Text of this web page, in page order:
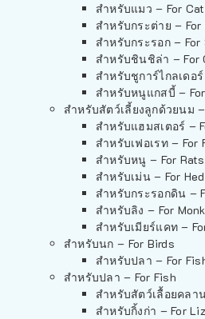
สำหรับแมว – For
สำหรับกระต่าย – For
สำหรับกระรอก – For
สำหรับชินชิล่า – For
สำหรับชูการ์ไกลเดอ
สำหรับหนูแกสบี้ –
สำหรับสัตว์เลี้ยงลูกด้วยนม
สำหรับแฮมสเตอร์ –
สำหรับเฟอเรท – For
สำหรับหนู – For
สำหรับเม่น – For
สำหรับกระรอกดิน –
สำหรับลิง – For
สำหรับเมียร์แคท –
สำหรับนก – For Birds
สำหรับปลา – For
สำหรับปลา – For Fish
สำหรับสัตว์เลื้อยคลา
สำหรับกิ้งก่า – For